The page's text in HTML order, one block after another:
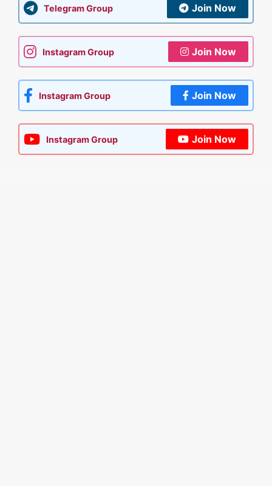
Telegram Group Join Now
Instagram Group Join Now
Instagram Group Join Now
Instagram Group Join Now